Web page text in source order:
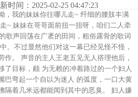
时间：2025-02-25 04:47:23
，我的妹妹你往哪儿走~ 纤细的腰肢丰满
~ 妹妹在哥哥面前扭一扭呀，咱们二人牵
歌声回荡在广袤的田间，粗俗露骨的歌词
。不过显然他们对这一幕已经见怪不怪，
作。 声音的主人王老五见无人搭理他后，
了目标，颇 为无赖的冲着路过的一个妇人
巴弯起一个自以为迷人 的弧度，一口大黄
隔着几米远都能闻到其中的恶臭。 妇人嫌